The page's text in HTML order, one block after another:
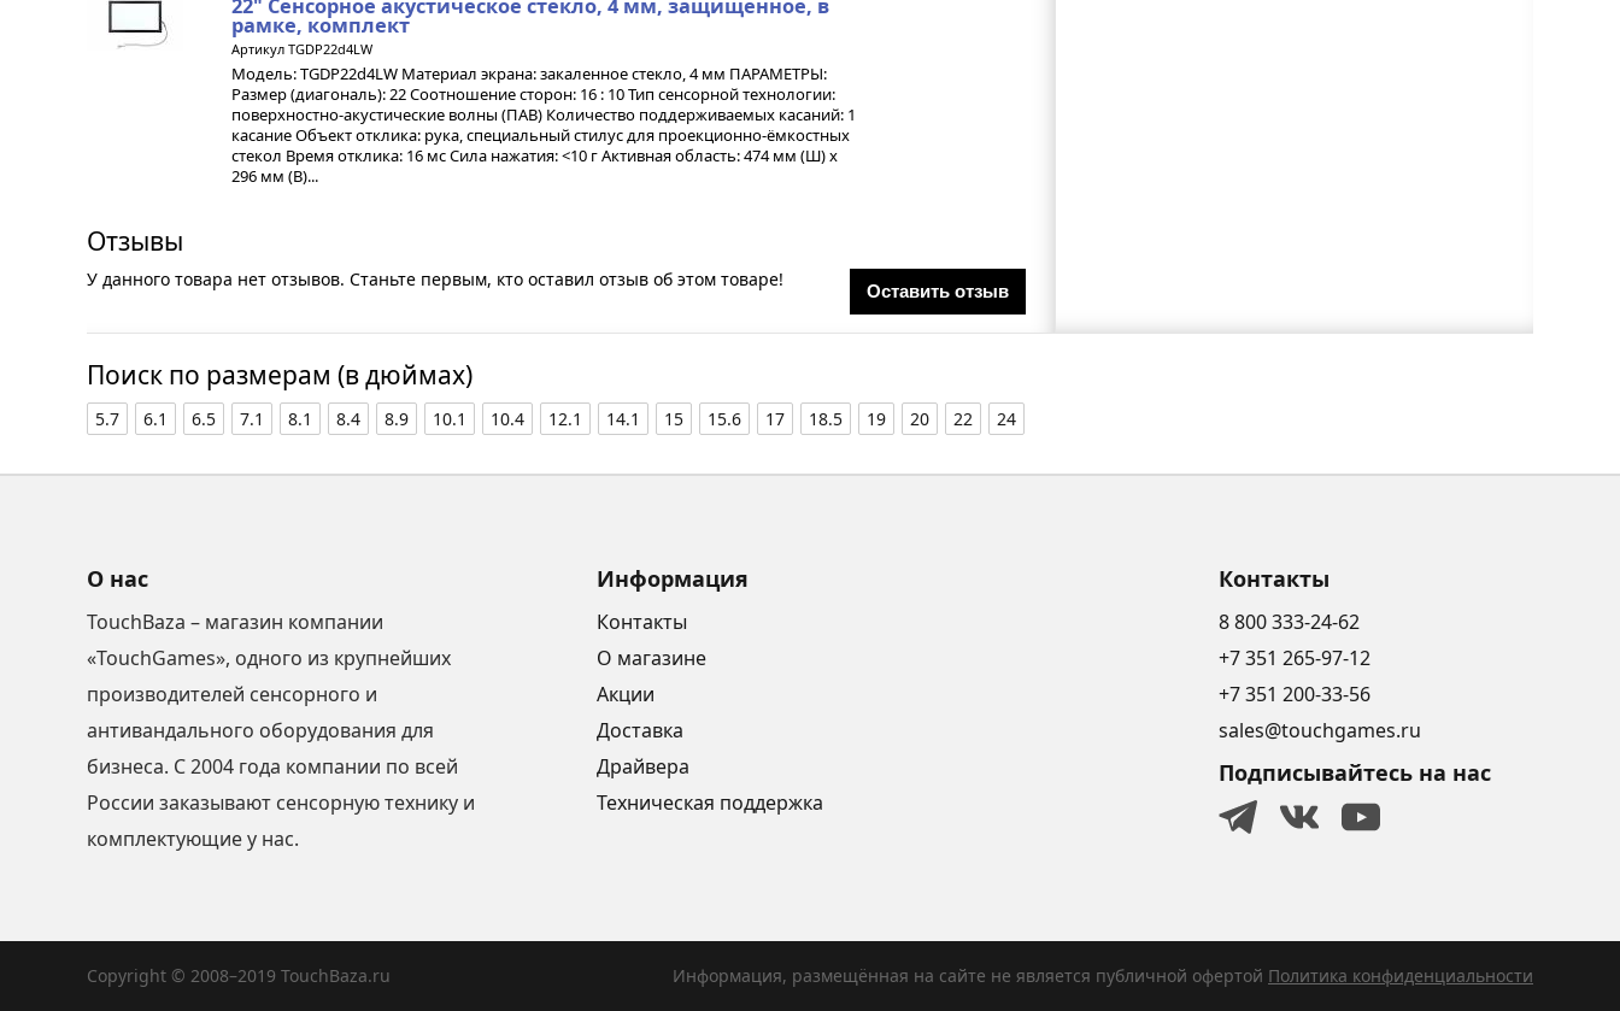
22" Cенсорное акустическое стекло, 4 мм, защищенное, в
рамке, комплект
Артикул TGDP22d4LW
Модель: TGDP22d4LW Материал экрана: закаленное стекло, 4 мм ПАРАМЕТРЫ:
Размер (диагональ): 22 Соотношение сторон: 16 : 10 Тип сенсорной технологии:
поверхностно-акустические волны (ПАВ) Количество поддерживаемых касаний: 1
касание Объект отклика: рука, специальный стилус для проекционно-ёмкостных
стекол Время отклика: 16 мс Сила нажатия: <10 г Активная область: 474 мм (Ш) х
296 мм (В)...
Отзывы
Оставить отзыв
У данного товара нет отзывов. Станьте первым, кто оставил отзыв об этом товаре!
Поиск по размерам (в дюймах)
5.7 6.1 6.5 7.1 8.1 8.4 8.9 10.1 10.4 12.1 14.1 15 15.6 17 18.5 19 20 22 24
О нас
TouchBaza – магазин компании
«TouchGames», одного из крупнейших
производителей сенсорного и
антивандального оборудования для
бизнеса. С 2004 года компании по всей
России заказывают сенсорную технику и
комплектующие у нас.
Информация
Контакты
О магазине
Акции
Доставка
Драйвера
Техническая поддержка
Контакты
8 800 333-24-62
+7 351 265-97-12
+7 351 200-33-56
sales@touchgames.ru
Подписывайтесь на нас
Copyright © 2008–2019 TouchBaza.ru Информация, размещённая на сайте не является публичной офертой Политика конфиденциальности